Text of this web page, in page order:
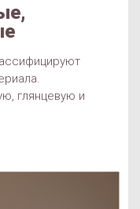
глянцевую и